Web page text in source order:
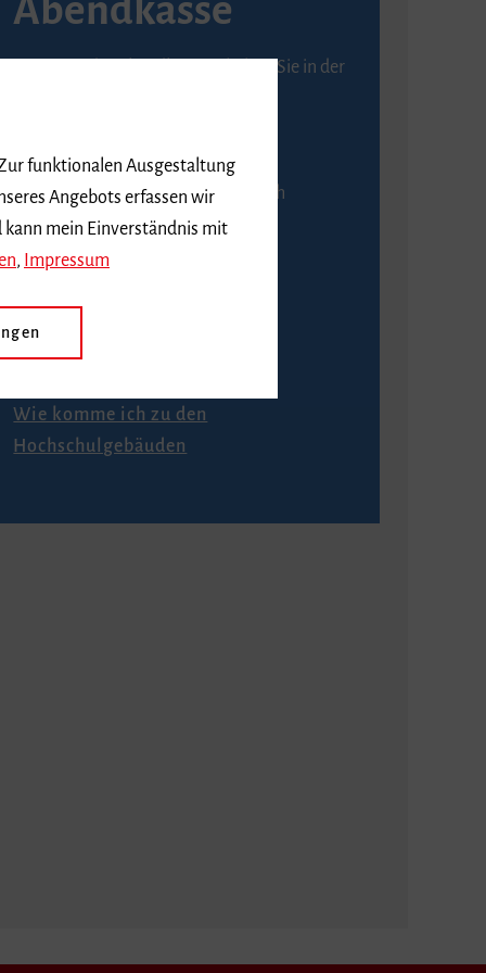
Abendkasse
Karten an der Abendkasse erhalten Sie in der
An der Abendkasse ist ausschließlich
Barzahlung möglich.
Anfahrt
Wie komme ich zu den
Hochschulgebäuden
funktionalen Ausgestaltung
Angebots erfassen wir
kann mein Einverständnis mit
, Impressum